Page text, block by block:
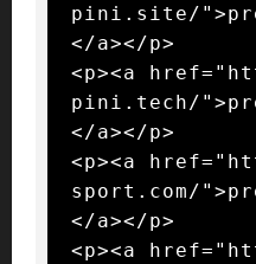
pini.site/
</a></p>
<p><a
pini.tech/
</a></p>
<p><a
sport.com/
</a></p>
<p><a